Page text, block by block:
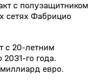
с полузащитником
сетях Фабрицио
с 20‑летним
года.
евро.